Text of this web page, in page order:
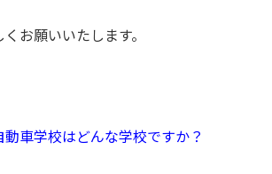
お願いいたします。
車学校はどんな学校ですか？